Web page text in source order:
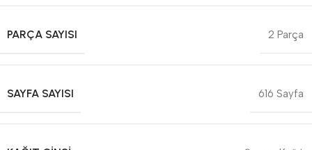
PARÇA SAYISI 2 Parça
SAYFA SAYISI 616 Sayfa